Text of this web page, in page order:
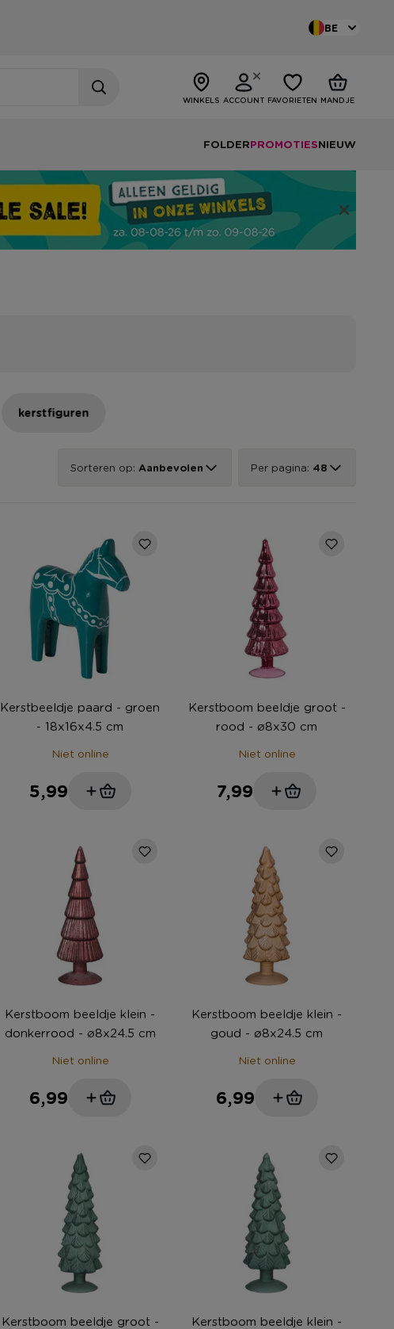
BE
WINKELS ACCOUNT FAVORIETEN MANDJE
FOLDERPROMOTIESNIEUW
kerstfiguren
Sorteren op: Aanbevolen Per pagina: 48
Kerstbeeldje paard - groen
- 18x16x4.5 cm
Niet online
5,99
Kerstboom beeldje groot -
rood - ø8x30 cm
Niet online
7,99
Kerstboom beeldje klein -
donkerrood - ø8x24.5 cm
Niet online
6,99
Kerstboom beeldje klein -
goud - ø8x24.5 cm
Niet online
6,99
Kerstboom beeldje groot -
Kerstboom beeldje klein -